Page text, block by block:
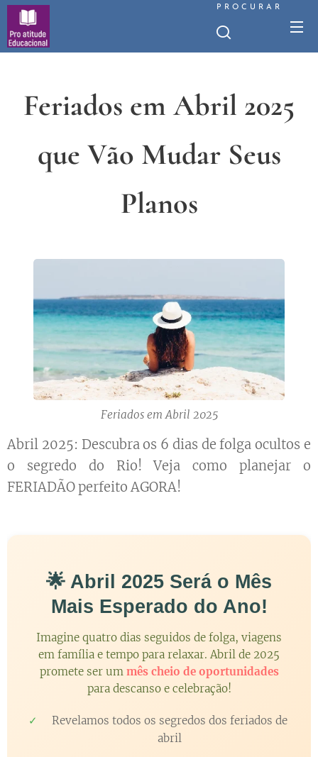
PROCURAR
Feriados em Abril 2025
que Vão Mudar Seus
Planos
Feriados em Abril 2025
Abril 2025: Descubra os 6 dias de folga ocultos e
o segredo do Rio! Veja como planejar o
FERIADÃO perfeito AGORA!
🌟 Abril 2025 Será o Mês
Mais Esperado do Ano!
Imagine quatro dias seguidos de folga, viagens
em família e tempo para relaxar. Abril de 2025
promete ser um mês cheio de oportunidades
para descanso e celebração!
Revelamos todos os segredos dos feriados de
abril